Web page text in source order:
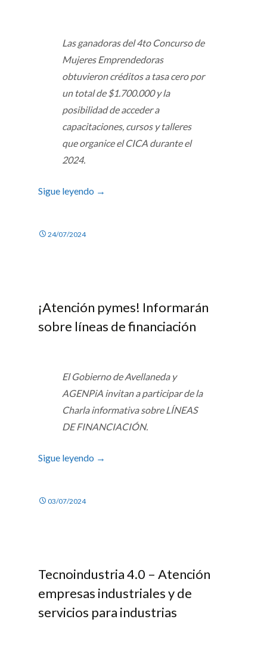
Las ganadoras del 4to Concurso de
Mujeres Emprendedoras
obtuvieron créditos a tasa cero por
un total de $1.700.000 y la
posibilidad de acceder a
capacitaciones, cursos y talleres
que organice el CICA durante el
2024.
Sigue leyendo →
24/07/2024
¡Atención pymes! Informarán
sobre líneas de financiación
El Gobierno de Avellaneda y
AGENPiA invitan a participar de la
Charla informativa sobre LÍNEAS
DE FINANCIACIÓN.
Sigue leyendo →
03/07/2024
Tecnoindustria 4.0 – Atención
empresas industriales y de
servicios para industrias